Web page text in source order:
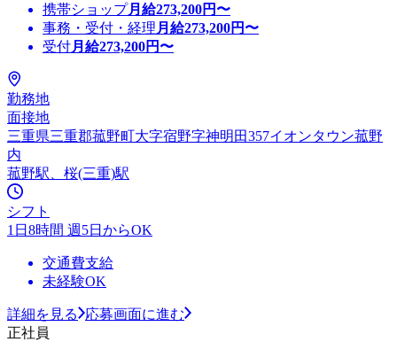
携帯ショップ月給273,200円〜
事務・受付・経理 月給273,200円〜
受付月給273,200円〜
勤務地
面接地
三重県三重郡菰野町大字宿野字神明田357イオンタウン菰野
内
菰野駅、桜(三重)駅
シフト
1日8時間 週5日からOK
交通費支給
未経験OK
詳細を見る
応募画面に進む
正社員